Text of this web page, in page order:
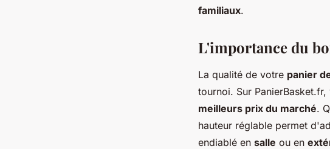
familiaux.
L'importance du
La qualité de votre panier
tournoi. Sur
meilleurs prix du marché.
hauteur réglable permet
endiablé en salle ou en